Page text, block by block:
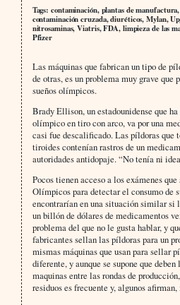
Tags: contaminación, plantas de
contaminación cruzada, diuréticos, Mylan,
nitrosaminas, Viatris, FDA, limpieza de las
Pfizer
Las máquinas que fabrican un tipo de
de otras, es un problema muy grave que
sueños olímpicos.
Brady Ellison, un estadounidense que
olímpico en tiro con arco, va por una
casi fue descalificado. Las píldoras que
tiroides contenían rastros de un
autoridades antidopaje. “No tenía ni
Pocos tienen acceso a los exámenes
Olímpicos para detectar el consumo de
encontrarían en una situación similar si
un billón de dólares de medicamentos
problema del que no le gusta hablar, y
fabricantes sellan las píldoras para un
mismas máquinas que usan para sellar
diferente, y aunque se supone que
maquinas entre las rondas de
residuos es frecuente y, algunos